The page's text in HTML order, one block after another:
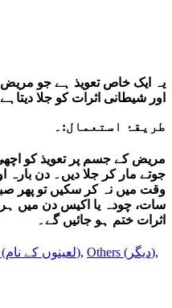
یہ ایک خاص تعویذ ہے جو
اور شیطانی اثرات کو جلا
طریقۂ استعمال:۔
مریض کے جسم پر تعویذ کو
جوتے مار کر جلا دیں۔ دن بارہ
وقت میں نہ کر سکیں تو پھر
سات، چودہ یا اکیس دن میں
اثرات ختم ہو جائیں گے۔
Laeen (Shayateen-Sifli) (لعینوں کے نام), Others (دیگر),